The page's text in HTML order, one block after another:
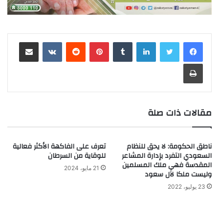
لينكدإن بينتيريست
مقالات ذات صلة
ناطق الحكومة: لا يحق للنظام
السعودي التفرد بإدارة المشاعر
المقدسة فهي ملك المسلمين
وليست ملكا لآل سعود
23 يوليو، 2022
تعرف على الفاكهة الأكثر فعالية
للوقاية من السرطان
21 مايو، 2024